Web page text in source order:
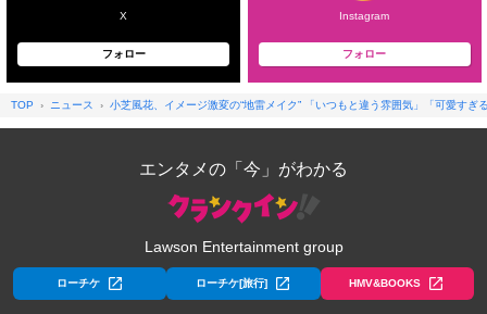
X
フォロー
Instagram
フォロー
TOP ニュース 小芝風花、イメージ激変の“地雷メイク” 「いつもと違う雰囲気」「可愛すぎ
エンタメの「今」がわかる
Lawson Entertainment group
ローチケ ローチケ[旅行] HMV&BOOKS